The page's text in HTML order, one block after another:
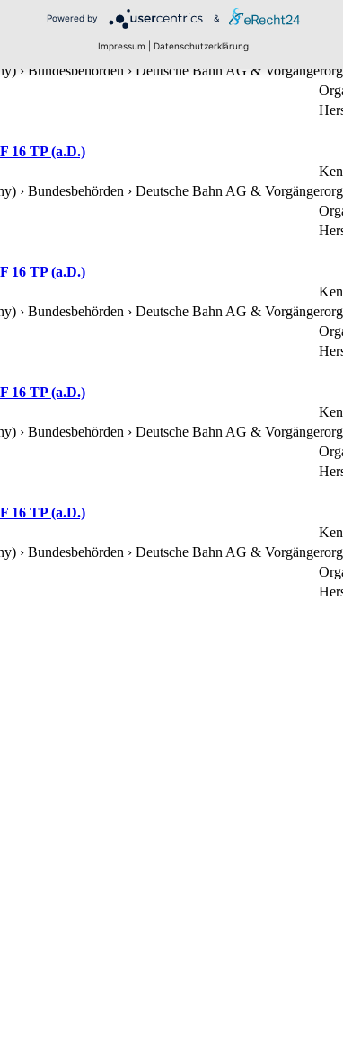
16 TP (a.D.)
› Bundesbehörden › Deutsche Bahn AG &
16 TP (a.D.)
› Bundesbehörden › Deutsche Bahn AG &
16 TP (a.D.)
› Bundesbehörden › Deutsche Bahn AG &
16 TP (a.D.)
› Bundesbehörden › Deutsche Bahn AG &
16 TP (a.D.)
› Bundesbehörden › Deutsche Bahn AG &
Powered by &
Impressum Datenschutzerklärung